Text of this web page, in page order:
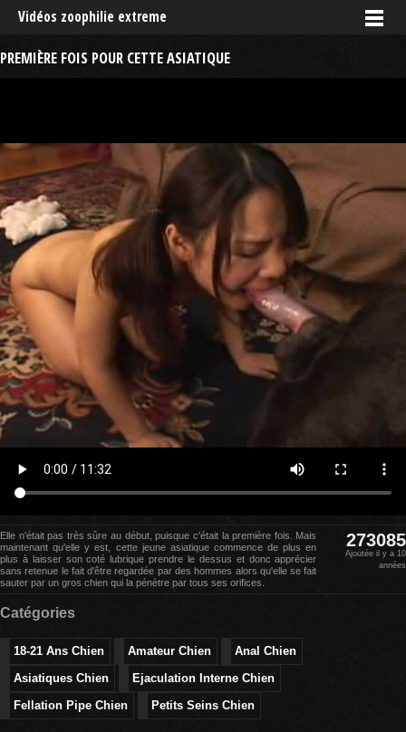
Vidéos zoophilie extreme
PREMIÈRE FOIS POUR CETTE ASIATIQUE
Elle n'était pas très sûre au début, puisque c'était la première fois. Mais
maintenant qu'elle y est, cette jeune asiatique commence de plus en
plus à laisser son coté lubrique prendre le dessus et donc apprécier
sans retenue le fait d'être regardée par des hommes alors qu'elle se fait
sauter par un gros chien qui la pénètre par tous ses orifices.
273085
Ajoutée il y a 10
années
Catégories
18-21 Ans Chien Amateur Chien
Anal Chien
Asiatiques Chien
Ejaculation Interne Chien
Fellation Pipe Chien
Petits Seins Chien